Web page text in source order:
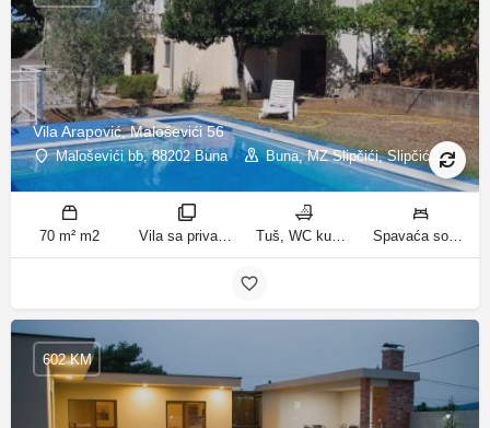
Vila Arapović, Maloševići 56
Maloševići bb, 88202 Buna Buna, MZ Slipčići, Slipčići
70 m² m2 Vila sa privatnim bazenom sobe Tuš, WC kupatila Spavaća soba 1: 3 odvojena kreveta | Spavaća soba 2: 3 kreveta za jednu osobu | Dnevni boravak: 1 kauč na razvlačenje ležaja
602 KM